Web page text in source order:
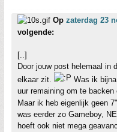
Op zaterdag 23
volgende:
[..]
Door jouw post helemaal in
elkaar zit.
Was ik
uur remaining om te backen
Maar ik heb eigenlijk geen
was eerder zo Gameboy,
hoeft ook niet mega